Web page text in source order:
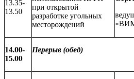
13.35-
13.50
при открытой
разработке угольных
месторождений
14.00-
15.00
Перерыв (обед)